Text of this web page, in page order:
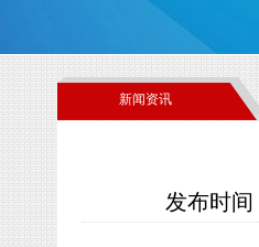
新闻资讯
发布时